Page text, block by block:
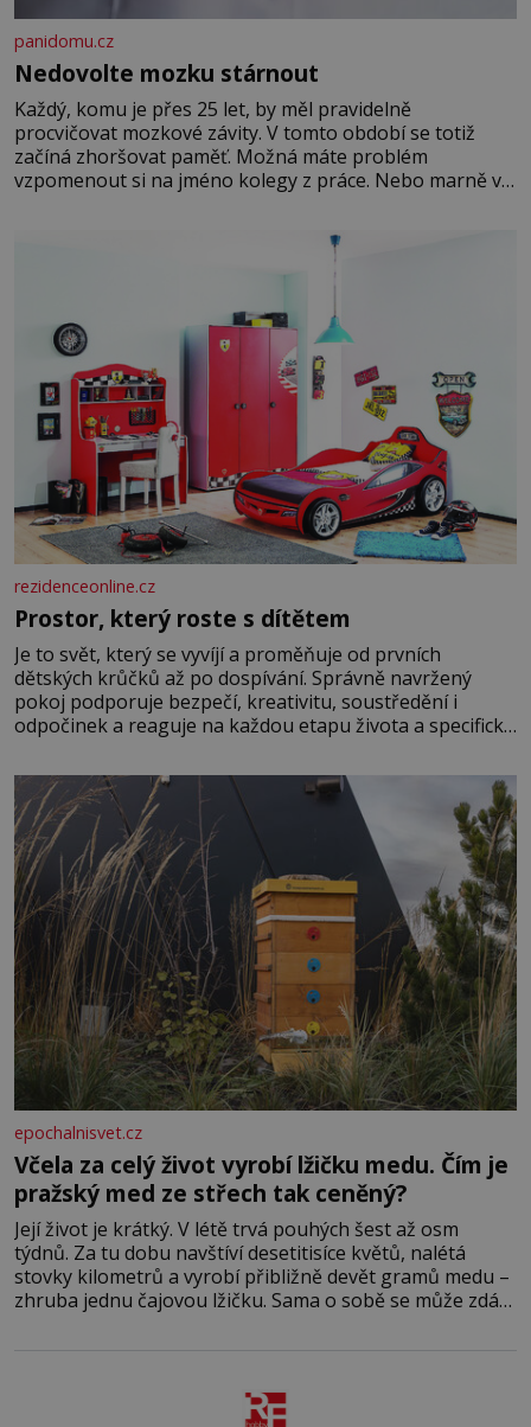
panidomu.cz
Nedovolte mozku stárnout
Každý, komu je přes 25 let, by měl pravidelně
procvičovat mozkové závity. V tomto období se totiž
začíná zhoršovat paměť. Možná máte problém
vzpomenout si na jméno kolegy z práce. Nebo marně v
rezidenceonline.cz
Prostor, který roste s dítětem
Je to svět, který se vyvíjí a proměňuje od prvních
dětských krůčků až po dospívání. Správně navržený
pokoj podporuje bezpečí, kreativitu, soustředění i
odpočinek a reaguje na každou etapu života a specifické
měkkost a bezpečí, proto by pokoj miminka měl působit
především klidně a útulně. Předškolní věk je
epochalnisvet.cz
Včela za celý život vyrobí lžičku medu. Čím je
pražský med ze střech tak ceněný?
Její život je krátký. V létě trvá pouhých šest až osm
týdnů. Za tu dobu navštíví desetitisíce květů, nalétá
stovky kilometrů a vyrobí přibližně devět gramů medu –
zhruba jednu čajovou lžičku. Sama o sobě se může zdát